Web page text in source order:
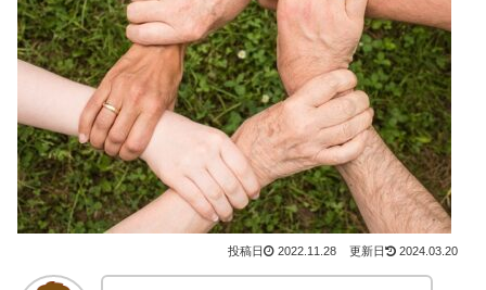
2022.11.28 2024.03.20